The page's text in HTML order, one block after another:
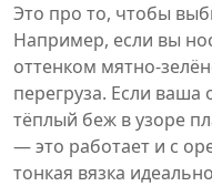
Это про то, чтобы
Например, если вы
оттенком мятно-
перегруза. Если
тёплый беж в узоре
— это работает и с
тонкая вязка